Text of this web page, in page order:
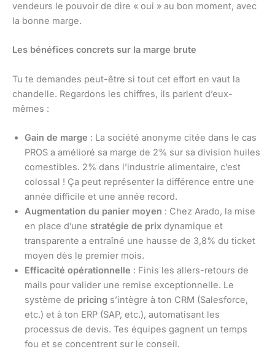
vendeurs le pouvoir de dire « oui » au bon moment, avec
la bonne marge.
Les bénéfices concrets sur la marge brute
Tu te demandes peut-être si tout cet effort en vaut la
chandelle. Regardons les chiffres, ils parlent d’eux-
mêmes :
Gain de marge : La société anonyme citée dans le cas
PROS a amélioré sa marge de 2% sur sa division huiles
comestibles. 2% dans l’industrie alimentaire, c’est
colossal ! Ça peut représenter la différence entre une
année difficile et une année record.
Augmentation du panier moyen : Chez Arado, la mise
en place d’une stratégie de prix dynamique et
transparente a entraîné une hausse de 3,8% du ticket
moyen dès le premier mois.
Efficacité opérationnelle : Finis les allers-retours de
mails pour valider une remise exceptionnelle. Le
système de pricing s’intègre à ton CRM (Salesforce,
etc.) et à ton ERP (SAP, etc.), automatisant les
processus de devis. Tes équipes gagnent un temps
fou et se concentrent sur le conseil.